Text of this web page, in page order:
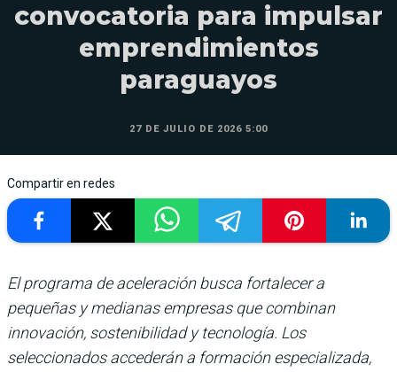
convocatoria para impulsar
emprendimientos
paraguayos
27 DE JULIO DE 2026 5:00
Compartir en redes
El programa de aceleración busca fortalecer a
pequeñas y medianas empresas que combinan
innovación, sostenibilidad y tecnología. Los
seleccionados accederán a formación especializada,